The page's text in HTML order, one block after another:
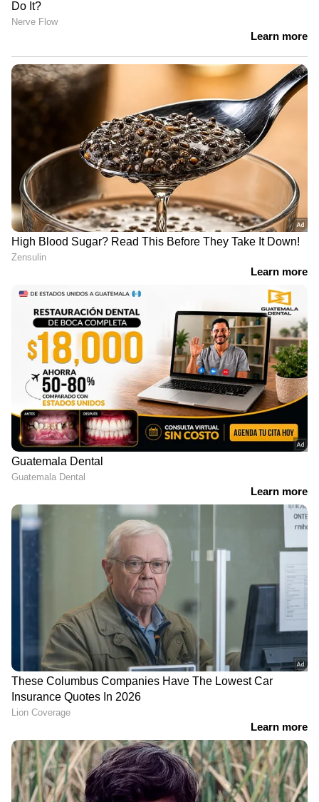
സാഹചര്യത്തില്‍ ഇന്നലെ അ‍ർധരാത്രിയില്‍
തന്നെ തജ്ജീന്ദർ ബഗ്ഗയെ ദില്ലി പൊലീസ്
മജിസ്ട്രേറ്റിന്‍റെ വസതിയില്‍
ഹാജരാക്കിയിരുന്നു. പിന്നീട് വീട്ടിലുമെത്തിച്ചു.
കേസെടുത്ത് തന്നെ ഭയപ്പെടുത്താൻ
കെജ്രിവാളിന് ആകില്ലെന്നും അറസ്റ്റ്
നിയമവിരുദ്ധമായിരുന്നുവെനും തജീന്ദർ ബഗ്ഗ
ഏഷ്യാനെറ്റ് ന്യൂസിനോട് പറഞ്ഞു.
ഭീകരനോടെന്ന പോലെയാണ് പഞ്ചാബ്
പൊലീസ് പെരുമാറിയത് . വാറണ്ട് പോലും
കാണിച്ചില്ല. ട്വീറ്റില്‍ ഉറച്ച് നില്‍ക്കുന്നു. തജീന്ദർ
ഇന്ന് കേസ് പരിഗണിച്ച പഞ്ചാബ് ഹരിയാന
ഹൈക്കോടതി വാദം കേട്ട ശേഷം കേസ് മാറ്റി
വെച്ചു. ഈ മാസം പത്തിലേക്കാണ് കേസ്
മാറ്റിയത്. കോടതി ആവശ്യപ്പെട്ട
സാഹചര്യത്തില്‍ ദില്ലി പോലീസും ഹരിയാനയും
കോടതിയില്‍ സത്യവാങ്മൂലം നല്‍കി. ദില്ലിയില്‍
കോര്‍പ്പറേഷന് തെരഞ്ഞെടുപ്പ്
നടക്കാനിരിക്കുന്ന സാഹചര്യത്തില്‍ തജീന്ദർ
സർക്കാരിനെതിരെ ശക്തമായി ഉയര്‍ത്താനാണ്
ബിജെപി നീക്കും. ബിജെപി സിക്ക് വിഭാഗം
നേതാക്കളുടെ പ്രതിഷേധം കെജ്രിവാളിന്‍റെ
വസതിക്ക് മുൻപില്‍ സംഘടിപ്പക്കാനും പാര്‍ട്ടി
ആലോചിക്കുന്നുണ്ട്.